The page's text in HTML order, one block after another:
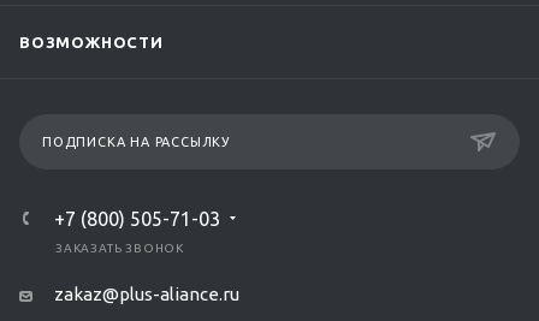
ВОЗМОЖНОСТИ
ПОДПИСКА НА РАССЫЛКУ
+7 (800) 505-71-03
ЗАКАЗАТЬ ЗВОНОК
zakaz@plus-aliance.ru